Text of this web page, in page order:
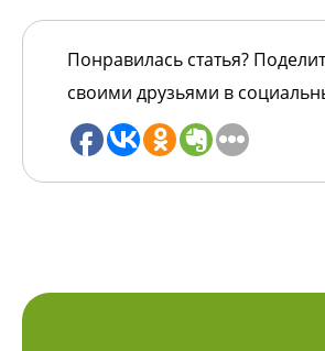
Понравилась статья?
своими друзьями в